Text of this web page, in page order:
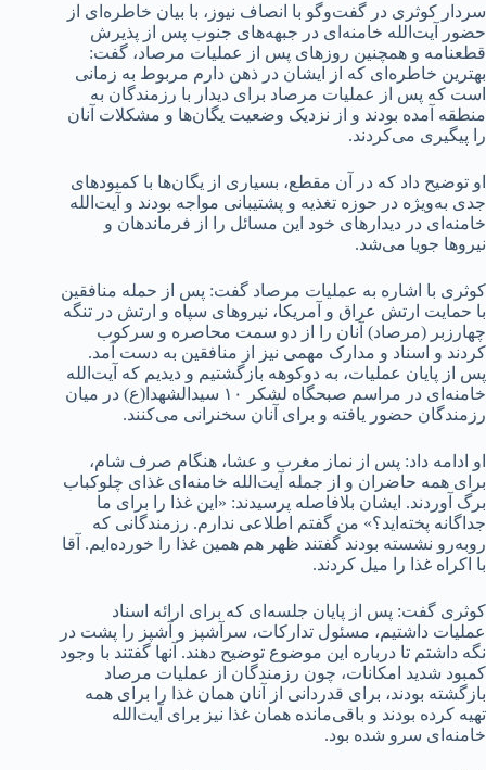
سردار کوثری در گفت‌وگو با انصاف نیوز، با بیان خاطره‌ای از
حضور آیت‌الله خامنه‌ای در جبهه‌های جنوب پس از پذیرش
قطعنامه و همچنین روزهای پس از عملیات مرصاد، گفت:
بهترین خاطره‌ای که از ایشان در ذهن دارم مربوط به زمانی
است که پس از عملیات مرصاد برای دیدار با رزمندگان به
منطقه آمده بودند و از نزدیک وضعیت یگان‌ها و مشکلات آنان
را پیگیری می‌کردند.
او توضیح داد که در آن مقطع، بسیاری از یگان‌ها با کمبودهای
جدی به‌ویژه در حوزه تغذیه و پشتیبانی مواجه بودند و آیت‌الله
خامنه‌ای در دیدارهای خود این مسائل را از فرماندهان و
نیروها جویا می‌شد.
کوثری با اشاره به عملیات مرصاد گفت: پس از حمله منافقین
با حمایت ارتش عراق و آمریکا، نیروهای سپاه و ارتش در تنگه
چهارزبر (مرصاد) آنان را از دو سمت محاصره و سرکوب
کردند و اسناد و مدارک مهمی نیز از منافقین به دست آمد.
پس از پایان عملیات، به دوکوهه بازگشتیم و دیدیم که آیت‌الله
خامنه‌ای در مراسم صبحگاه لشکر ۱۰ سیدالشهدا(ع) در میان
رزمندگان حضور یافته و برای آنان سخنرانی می‌کنند.
او ادامه داد: پس از نماز مغرب و عشا، هنگام صرف شام،
برای همه حاضران و از جمله آیت‌الله خامنه‌ای غذای چلوکباب
برگ آوردند. ایشان بلافاصله پرسیدند: «این غذا را برای ما
جداگانه پخته‌اید؟» من گفتم اطلاعی ندارم. رزمندگانی که
روبه‌رو نشسته بودند گفتند ظهر هم همین غذا را خورده‌ایم. آقا
با اکراه غذا را میل کردند.
کوثری گفت: پس از پایان جلسه‌ای که برای ارائه اسناد
عملیات داشتیم، مسئول تدارکات، سرآشپز و آشپز را پشت در
نگه داشتم تا درباره این موضوع توضیح دهند. آنها گفتند با وجود
کمبود شدید امکانات، چون رزمندگان از عملیات مرصاد
بازگشته بودند، برای قدردانی از آنان همان غذا را برای همه
تهیه کرده بودند و باقی‌مانده همان غذا نیز برای آیت‌الله
خامنه‌ای سرو شده بود.